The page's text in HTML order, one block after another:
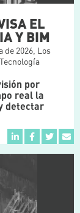
EL
Y BIM
de 2026 Los
Tecnología
por
real la
detectar